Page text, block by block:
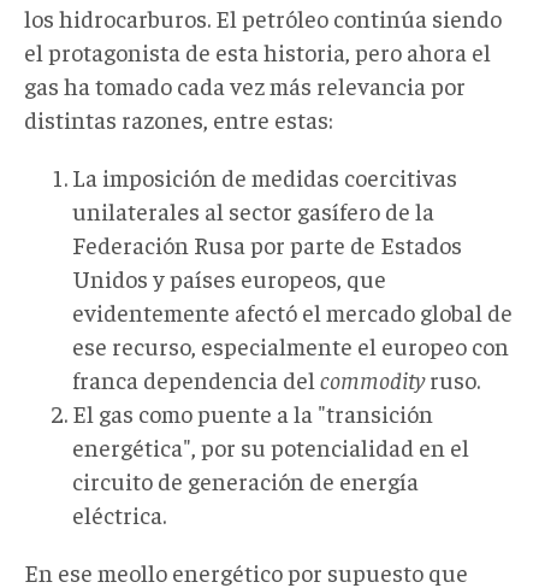
los hidrocarburos. El petróleo continúa siendo
el protagonista de esta historia, pero ahora el
gas ha tomado cada vez más relevancia por
distintas razones, entre estas:
La imposición de medidas coercitivas
unilaterales al sector gasífero de la
Federación Rusa por parte de Estados
Unidos y países europeos, que
evidentemente afectó el mercado global de
ese recurso, especialmente el europeo con
franca dependencia del commodityruso.
El gas como puente a la "transición
energética", por su potencialidad en el
circuito de generación de energía
eléctrica.
En ese meollo energético por supuesto que